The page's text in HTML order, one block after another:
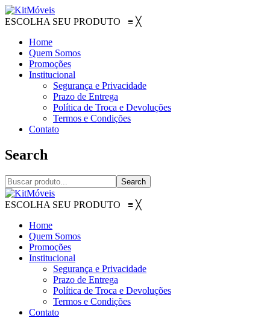
ESCOLHA SEU PRODUTO ≡ ╳
Home
Quem Somos
Promoções
Institucional
Segurança e Privacidade
Prazo de Entrega
Política de Troca e Devoluções
Termos e Condições
Contato
Search
Search
ESCOLHA SEU PRODUTO ≡ ╳
Home
Quem Somos
Promoções
Institucional
Segurança e Privacidade
Prazo de Entrega
Política de Troca e Devoluções
Termos e Condições
Contato